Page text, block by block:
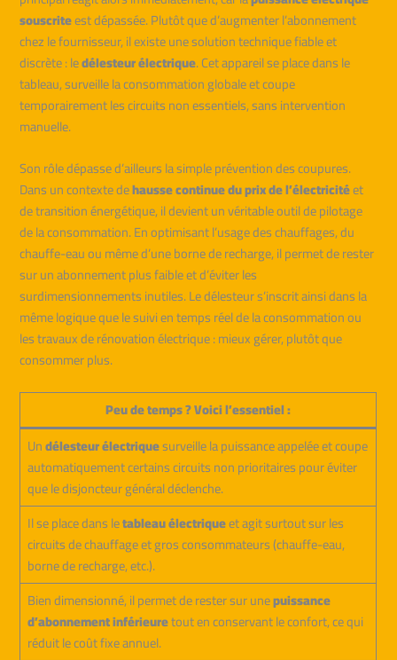
souscriteest dépassée. Plutôt que d’augmenter l’abonnement
chez le fournisseur, il existe une solution technique fiable et
discrète : ledélesteur électrique. Cet appareil se place dans le
tableau, surveille la consommation globale et coupe
temporairement les circuits non essentiels, sans intervention
manuelle.
Son rôle dépasse d’ailleurs la simple prévention des coupures.
Dans un contexte dehausse continue du prix de l’électricitéet
de transition énergétique, il devient un véritable outil de pilotage
de la consommation. En optimisant l’usage des chauffages, du
chauffe-eau ou même d’une borne de recharge, il permet de rester
sur un abonnement plus faible et d’éviter les
surdimensionnements inutiles. Le délesteur s’inscrit ainsi dans la
même logique que le suivi en temps réel de la consommation ou
les travaux de rénovation électrique : mieux gérer, plutôt que
consommer plus.
Peu de temps ? Voici l’essentiel :
Undélesteur électriquesurveille la puissance appelée et coupe
automatiquement certains circuits non prioritaires pour éviter
que le disjoncteur général déclenche.
Il se place dans letableau électriqueet agit surtout sur les
circuits de chauffage et gros consommateurs (chauffe-eau,
borne de recharge, etc.).
Bien dimensionné, il permet de rester sur unepuissance
d’abonnement inférieuretout en conservant le confort, ce qui
réduit le coût fixe annuel.